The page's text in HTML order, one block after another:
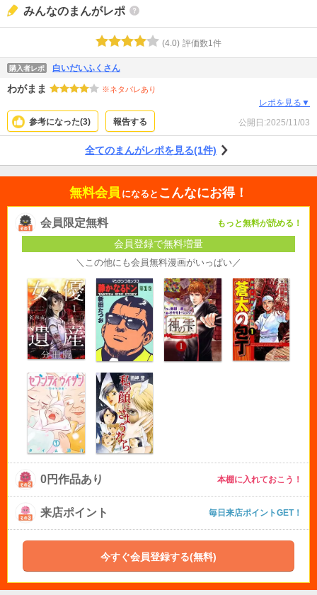
みんなのまんがレポ
(4.0) 評価数1件
購入者レポ 白いだいふくさん
わがまま ※ネタバレあり
レポを見る▼
参考になった(3) 報告する 公開日:2025/11/03
全てのまんがレポを見る(1件)
無料会員 になると こんなにお得！
会員限定無料 もっと無料が読める！
会員登録で無料増量
＼この他にも会員無料漫画がいっぱい／
0円作品あり 本棚に入れておこう！
来店ポイント 毎日来店ポイントGET！
今すぐ会員登録する(無料)